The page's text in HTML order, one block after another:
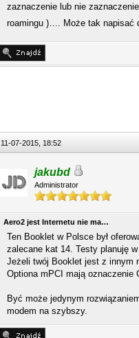
zaznaczenie lub nie
roamingu )…. Może tak napisać
11-07-2015, 18:52
jakubd
Administrator
Aero2 jest Internetu nie ma…
Ten Booklet w Polsce był
zalecane kat 14. Testy planuję
Jeżeli twój Booklet jest z innym
Optiona mPCI mają oznaczenie
Być może jedynym
modem na szybszy.